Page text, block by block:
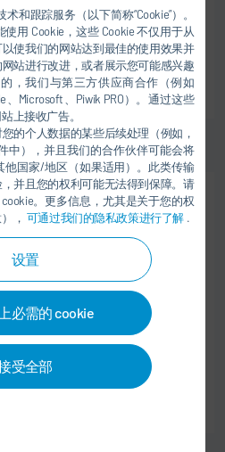
和跟踪服务（以下简称“Cookie”）。
用 Cookie，这些 Cookie 不仅用于从
使我们的网站达到最佳的使用效果并
站进行改进，或者展示您可能感兴趣
，我们与第三方供应商合作（例如
、Microsoft、Piwik PRO）。通过这些
上接收广告。
的个人数据的某些后续处理（例如，
中），并且我们的合作伙伴可能会将
他国家/地区（如果适用）。此类传输
并且您的权利可能无法得到保障。请
。更多信息，尤其是关于您的权
， 可通过我们的隐私政策进行了解 .
设置
必需的 cookie
受全部
至工作
Buyer for
(MM) Team